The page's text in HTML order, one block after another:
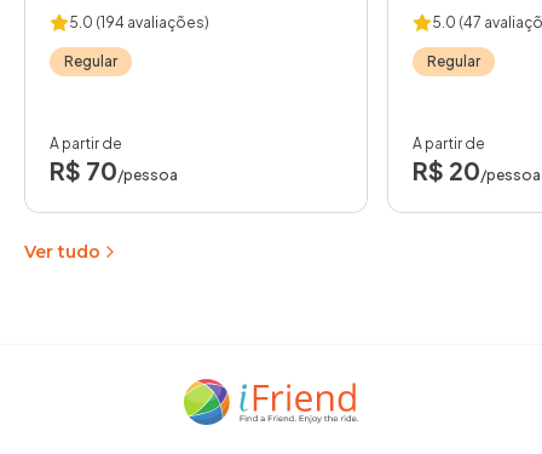
5.0 (194 avaliações)
Regular
A partir de
R$ 70/pessoa
5.0 (47
Regular
A partir de
R$ 20/pessoa
Ver tudo